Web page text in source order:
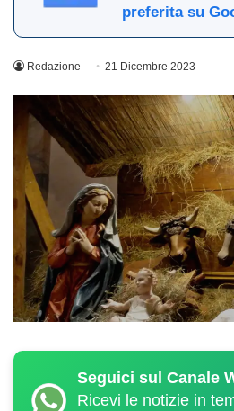
preferita su
Redazione 21 Dicembre 2023
Seguici sul Canale
Ricevi le notizie in